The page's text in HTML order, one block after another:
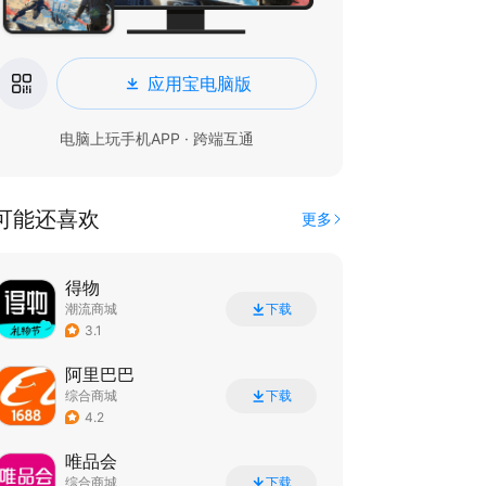
应用宝电脑版
电脑上玩手机APP · 跨端互通
能还喜欢 更多
得物
潮流商城
3.1
下载
阿里巴巴
综合商城
4.2
下载
唯品会
综合商城 下载